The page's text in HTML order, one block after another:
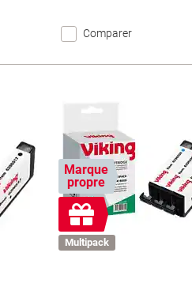
Comparer
Marque
propre
Cadeau
gratuit
Multipack